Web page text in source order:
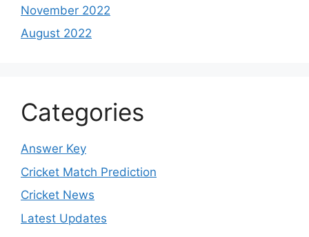
November 2022
August 2022
Categories
Answer Key
Cricket Match Prediction
Cricket News
Latest Updates